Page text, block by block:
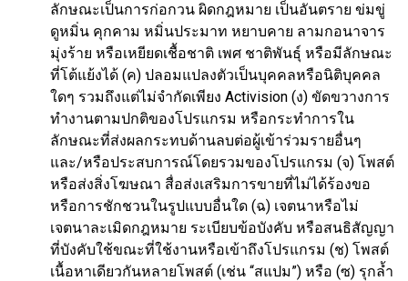
ลักษณะเป็นการก่อกวน ผิดกฎหมาย เป็นอันตราย ข่มขู่
ดูหมิ่น คุกคาม หมิ่นประมาท หยาบคาย ลามกอนาจาร
มุ่งร้าย หรือเหยียดเชื้อชาติ เพศ ชาติพันธุ์ หรือมีลักษณะ
ที่โต้แย้งได้ (ค) ปลอมแปลงตัวเป็นบุคคลหรือนิติบุคคล
ใดๆ รวมถึงแต่ไม่จำกัดเพียง Activision (ง) ขัดขวางการ
ทำงานตามปกติของโปรแกรม หรือกระทำการใน
ลักษณะที่ส่งผลกระทบด้านลบต่อผู้เข้าร่วมรายอื่นๆ
และ/หรือประสบการณ์โดยรวมของโปรแกรม (จ) โพสต์
หรือส่งสิ่งโฆษณา สื่อส่งเสริมการขายที่ไม่ได้ร้องขอ
หรือการชักชวนในรูปแบบอื่นใด (ฉ) เจตนาหรือไม่
เจตนาละเมิดกฎหมาย ระเบียบข้อบังคับ หรือสนธิสัญญา
ที่บังคับใช้ขณะที่ใช้งานหรือเข้าถึงโปรแกรม (ช) โพสต์
เนื้อหาเดียวกันหลายโพสต์ (เช่น “สแปม”) หรือ (ซ) รุกล้ำ